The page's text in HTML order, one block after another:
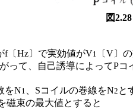
図
〔Hz〕で実効値がV1
〔V〕
って、自己誘導によってPコ
をN1 、Sコイルの巻線をN2 と
磁束の最大値とすると